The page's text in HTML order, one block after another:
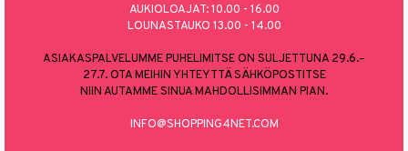
AUKIOLOAJAT: 10.00 - 16.00
LOUNASTAUKO 13.00 - 14.00
ASIAKASPALVELUMME PUHELIMITSE ON SULJETTUNA 29.6.–
27.7. OTA MEIHIN YHTEYTTÄ SÄHKÖPOSTITSE
NIIN AUTAMME SINUA MAHDOLLISIMMAN PIAN.
INFO@SHOPPING4NET.COM